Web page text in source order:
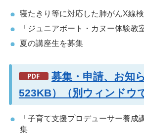
寝たきり等に対応した肺がんX線
「ジュニアボート・カヌー体験教
夏の講座生を募集
募集・申請、お知
523KB）（別ウィンドウ
「子育て支援プロデューサー養成
集